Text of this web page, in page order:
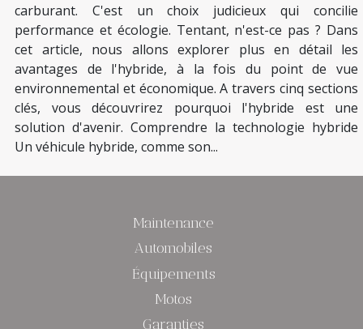
carburant. C'est un choix judicieux qui concilie
performance et écologie. Tentant, n'est-ce pas ? Dans
cet article, nous allons explorer plus en détail les
avantages de l'hybride, à la fois du point de vue
environnemental et économique. A travers cinq sections
clés, vous découvrirez pourquoi l'hybride est une
solution d'avenir. Comprendre la technologie hybride
Un véhicule hybride, comme son...
Maintenance
Automobiles
Équipements
Motos
Garanties